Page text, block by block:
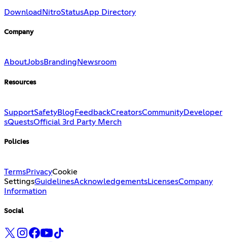
Download NitroStatusApp Directory
Company
AboutJobsBranding Newsroom
Resources
SupportSafetyBlog FeedbackCreatorsCommunityDeveloper
sQuestsOfficial 3rd Party Merch
Policies
TermsPrivacyCookie
SettingsGuidelinesAcknowledgementsLicensesCompany
Information
Social